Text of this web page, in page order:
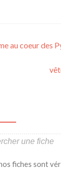
au coeur des
fiches sont